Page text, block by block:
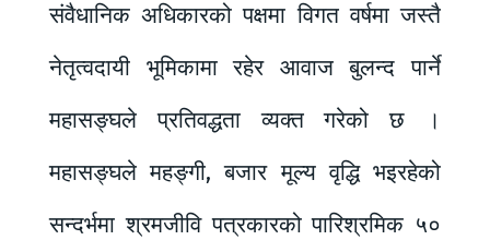
संवैधानिक अधिकारको पक्षमा विगत वर्षमा जस्तै
नेतृत्वदायी भूमिकामा रहेर आवाज बुलन्द पार्ने
महासङ्घले प्रतिवद्धता व्यक्त गरेको छ ।
महासङ्घले महङ्गी, बजार मूल्य वृद्धि भइरहेको
सन्दर्भमा श्रमजीवि पत्रकारको पारिश्रमिक ५०